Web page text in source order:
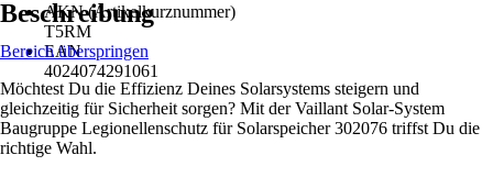
AKN (Artikelkurznummer)
T5RM
EAN
4024074291061
Beschreibung
Bereich überspringen
Möchtest Du die Effizienz Deines Solarsystems steigern und
gleichzeitig für Sicherheit sorgen? Mit der Vaillant Solar-System
Baugruppe Legionellenschutz für Solarspeicher 302076 triffst Du die
richtige Wahl.